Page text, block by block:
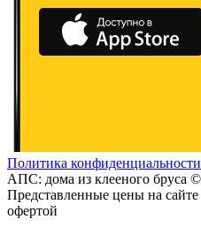
Политика конфиденциальности
АПС: дома из клееного бруса
Представленные цены на
офертой